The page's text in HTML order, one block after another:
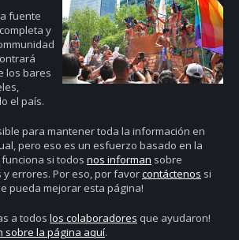
fuente
y
los bares
el país.
para mantener toda la información en
pero eso es un esfuerzo basado en la
si todos nos informan sobre
y errores. Por eso, por favorcontáctenos si
pueda mejorar esta página!
a todos los colaboradores que ayudaron!
sobre la página aquí.